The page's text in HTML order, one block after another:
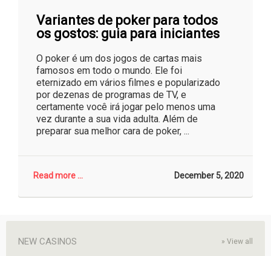
Variantes de poker para todos
os gostos: guia para iniciantes
O poker é um dos jogos de cartas mais
famosos em todo o mundo. Ele foi
eternizado em vários filmes e popularizado
por dezenas de programas de TV, e
certamente você irá jogar pelo menos uma
vez durante a sua vida adulta. Além de
preparar sua melhor cara de poker, ...
Read more ... December 5, 2020
» View all
NEW CASINOS